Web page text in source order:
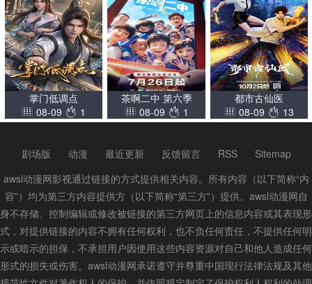
掌门低调点
08-09
1
茶啊二中 第六季
08-09
1
都市古仙医
08-09
13
剧场版 动漫 最近更新 反馈留言 RSS
Sitemap
awsl动漫网影视通过链接的方式提供相关内容。所有内容（以下简称“内
容”）均为第三方内容提供方（以下简称“第三方”）提供。awsl动漫网自
身不存储、控制编辑或修改被链接的第三方网页上的信息内容或其表现形
式，对提供链接的内容不拥有任何权利，也不负任何责任，不提供任何明
示或暗示的担保，不承担用户因使用这些内容资源对自己和他人造成任何
形式的损失或伤害。awsl动漫网承诺遵守并尊重中国现行法律法规及其他